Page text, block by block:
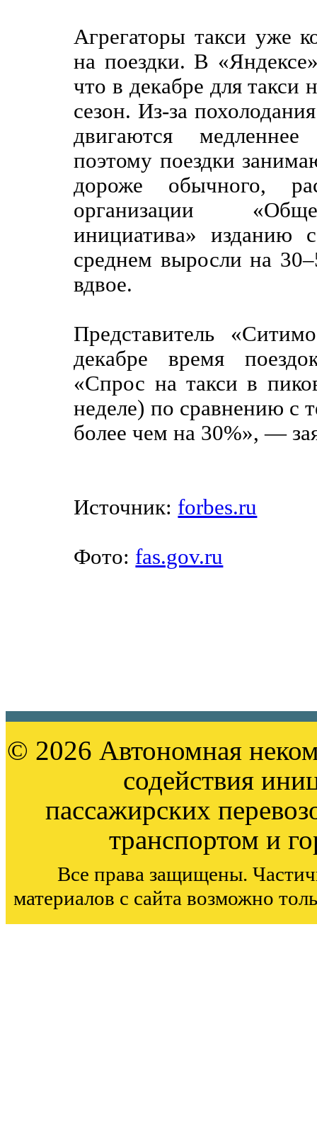
Агрегаторы такси уже
на поездки. В
что в декабре для такси
сезон. Из-за
двигаются
поэтому поездки
дороже обычного,
организации
инициатива»
среднем выросли на
вдвое.
Представитель
декабре время
«Спрос на такси в
неделе) по сравнению с
более чем на 30%», —
Источник: forbes.ru
Фото: fas.gov.ru
© 2026 Автономная
содействия
пассажирских
транспортом и
Все права защищены.
материалов с сайта возможно